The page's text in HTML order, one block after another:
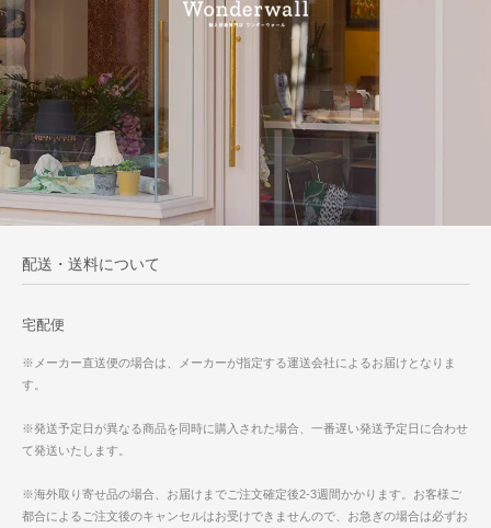
配送・送料について
宅配便
※メーカー直送便の場合は、メーカーが指定する運送会社によるお届けとなりま
す。
※発送予定日が異なる商品を同時に購入された場合、一番遅い発送予定日に合わせ
て発送いたします。
※海外取り寄せ品の場合、お届けまでご注文確定後2-3週間かかります。お客様ご
都合によるご注文後のキャンセルはお受けできませんので、お急ぎの場合は必ずお